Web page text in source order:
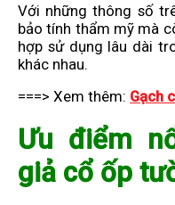
Với những thông số
bảo tính thẩm mỹ mà
hợp sử dụng lâu dài
khác nhau.
===> Xem thêm: Gạch
Ưu điểm
giả cổ ốp